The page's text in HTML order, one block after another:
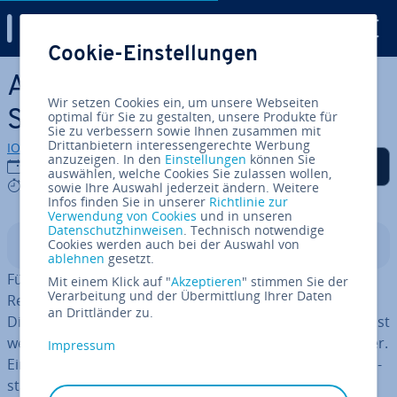
Zum Haupt­in­halt springen
Arch Linux In­stal­la­ti­on:
Schritt für Schritt
IONOS Redaktion
07.08.2023
7 mins
Auf Facebook teilen
Auf Twitter teilen
Auf LinkedIn teilen
Als be­vor­zug­te Quelle
auf Google hin­zu­fü­gen
In­halts­ver­zeich­nis
Für die Arch-In­stal­la­ti­on wird neben einem passenden
Rechner auch eine stabile In­ter­net­ver­bin­dung benötigt.
Die Ein­rich­tungerfolgt über die Kom­man­do­zei­le
und ist
wegen fehlender gra­fi­scher Hilfs­mit­tel etwas schwie­ri­ger.
Eine Desk­top­um­ge­bung kann optional nach der Arch-In­
stal­la­ti­on hin­zu­ge­fügt werden.
Cookie-Einstellungen
Wir setzen Cookies ein, um unsere Webseiten
optimal für Sie zu gestalten, unsere Produkte für
Sie zu verbessern sowie Ihnen zusammen mit
Drittanbietern interessengerechte Werbung
anzuzeigen. In den Einstellungen können Sie
auswählen, welche Cookies Sie zulassen wollen,
sowie Ihre Auswahl jederzeit ändern. Weitere
Infos finden Sie in unserer Richtlinie zur
Verwendung von Cookies und in unseren
Datenschutzhinweisen. Technisch notwendige
Cookies werden auch bei der Auswahl von
ablehnen gesetzt.
Mit einem Klick auf "Akzeptieren" stimmen Sie der
Verarbeitung und der Übermittlung Ihrer Daten
an Drittländer zu.
Impressum